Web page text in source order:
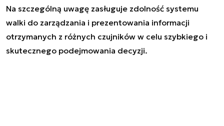
Na szczególną uwagę zasługuje zdolność systemu
walki do zarządzania i prezentowania informacji
otrzymanych z różnych czujników w celu szybkiego i
skutecznego podejmowania decyzji.